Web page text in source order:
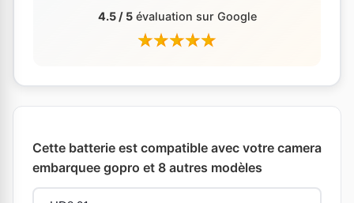
4.5 / 5évaluation sur Google
Cette batterie est compatible avec votre camera
embarquee gopro et 8 autres modèles